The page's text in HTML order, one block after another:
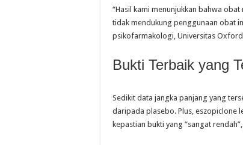
“Hasil kami menunjukkan bahwa
tidak mendukung penggunaan obat
psikofarmakologi, Universitas
Bukti Terbaik yang
Sedikit data jangka panjang yang
daripada plasebo. Plus, eszopiclone
kepastian bukti yang “sangat